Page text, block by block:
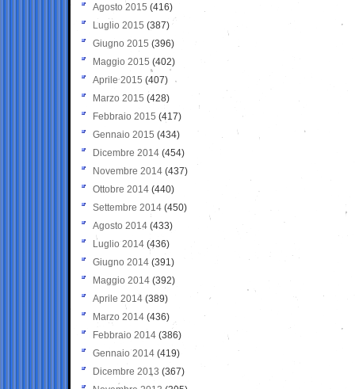
Agosto 2015 (416)
Luglio 2015 (387)
Giugno 2015 (396)
Maggio 2015 (402)
Aprile 2015 (407)
Marzo 2015 (428)
Febbraio 2015 (417)
Gennaio 2015 (434)
Dicembre 2014 (454)
Novembre 2014 (437)
Ottobre 2014 (440)
Settembre 2014 (450)
Agosto 2014 (433)
Luglio 2014 (436)
Giugno 2014 (391)
Maggio 2014 (392)
Aprile 2014 (389)
Marzo 2014 (436)
Febbraio 2014 (386)
Gennaio 2014 (419)
Dicembre 2013 (367)